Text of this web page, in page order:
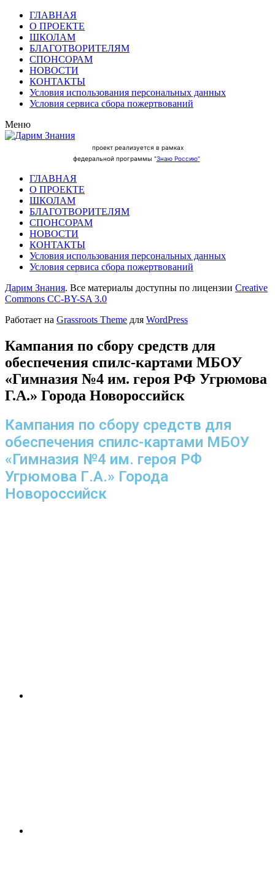
ГЛАВНАЯ
О ПРОЕКТЕ
ШКОЛАМ
БЛАГОТВОРИТЕЛЯМ
СПОНСОРАМ
НОВОСТИ
КОНТАКТЫ
Условия использования персональных данных
Условия сервиса сбора пожертвований
Меню
проект реализуется в рамках
федеральной программы "Знаю Россию"
ГЛАВНАЯ
О ПРОЕКТЕ
ШКОЛАМ
БЛАГОТВОРИТЕЛЯМ
СПОНСОРАМ
НОВОСТИ
КОНТАКТЫ
Условия использования персональных данных
Условия сервиса сбора пожертвований
Дарим Знания. Все материалы доступны по лицензии Creative
Commons СС-BY-SA 3.0
Работает на Grassroots Theme для WordPress
Кампания по сбору средств для
обеспечения спилс-картами МБОУ
«Гимназия №4 им. героя РФ Угрюмова
Г.А.» Города Новороссийск
Кампания по сбору средств для
обеспечения спилс-картами МБОУ
«Гимназия №4 им. героя РФ
Угрюмова Г.А.» Города
Новороссийск